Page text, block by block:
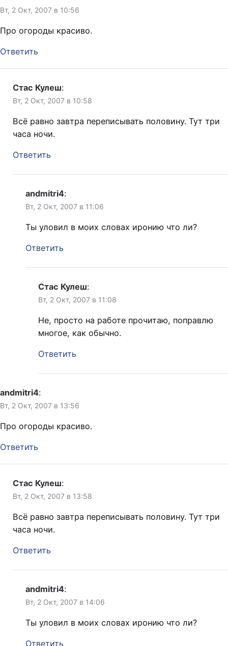
Вт, 2 Окт, 2007 в 10:56
Про огороды красиво.
Ответить
Стас Кулеш:
Вт, 2 Окт, 2007 в 10:58
Всё равно завтра переписывать половину. Тут три
часа ночи.
Ответить
andmitri4:
Вт, 2 Окт, 2007 в 11:06
Ты уловил в моих словах иронию что ли?
Ответить
Стас Кулеш:
Вт, 2 Окт, 2007 в 11:08
Не, просто на работе прочитаю, поправлю
многое, как обычно.
Ответить
andmitri4:
Вт, 2 Окт, 2007 в 13:56
Про огороды красиво.
Ответить
Стас Кулеш:
Вт, 2 Окт, 2007 в 13:58
Всё равно завтра переписывать половину. Тут три
часа ночи.
Ответить
andmitri4:
Вт, 2 Окт, 2007 в 14:06
Ты уловил в моих словах иронию что ли?
Ответить